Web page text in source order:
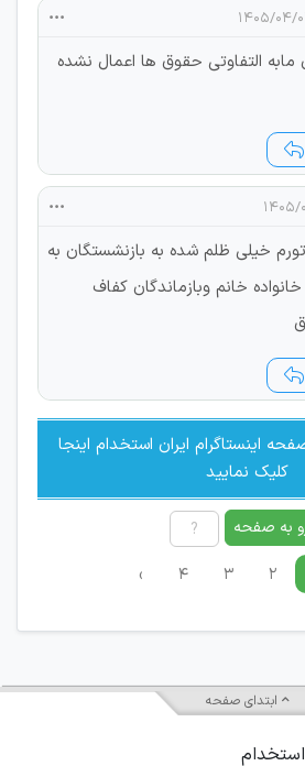
مابه التفاوتی حقوق ها اعمال نشده
خیلی ظلم شده به بازنشستگان به
خانم وبازماندگان کفاف
ایران استخدام اینجا
کلیک نمایید
به صفحه
۲ ۳ ۴ ›
ابتدای صفحه